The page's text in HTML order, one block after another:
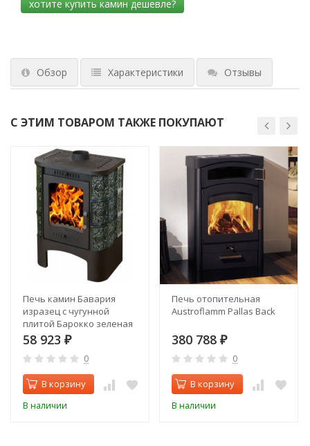
Обзор Характеристики Отзывы
С ЭТИМ ТОВАРОМ ТАКЖЕ ПОКУПАЮТ
Печь камин Бавария
изразец с чугунной
плитой Барокко зеленая
58 923 ₽
0
В корзину
В наличии
Печь отопительная
Austroflamm Pallas Back
380 788 ₽
0
В корзину
В наличии